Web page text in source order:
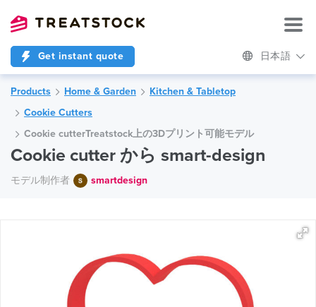
Get instant quote 日本語
Products Home & Garden
Kitchen & Tabletop
Cookie Cutters
Cookie cutterTreatstock上の3Dプリント可能モデル
Cookie cutter から smart-design
モデル制作者 smartdesign